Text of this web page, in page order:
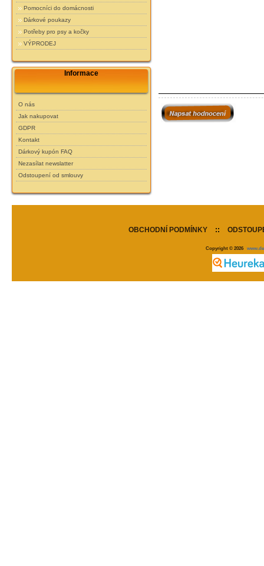
Pomocníci do domácnosti
Dárkové poukazy
Potřeby pro psy a kočky
VÝPRODEJ
Informace
O nás
Jak nakupovat
GDPR
Kontakt
Dárkový kupón FAQ
Nezasílat newslatter
Odstoupení od smlouvy
OBCHODNÍ PODMÍNKY ::
Copyright © 2026